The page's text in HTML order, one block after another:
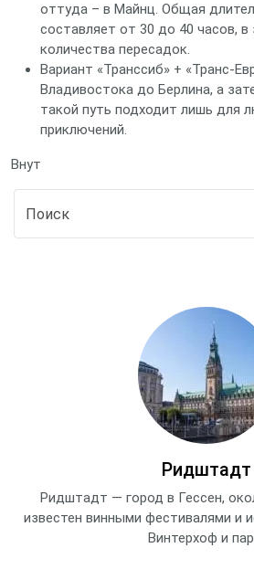
оттуда – в Майнц. Общая
составляет от 30 до 40 часов,
количества пересадок.
Вариант «Транссиб» +
Владивостока до Берлина, а
такой путь подходит лишь для
приключений.
Внут
Ридштадт
Ридштадт — город в Гессен,
известен винными фестивалями и
Винтерхоф и